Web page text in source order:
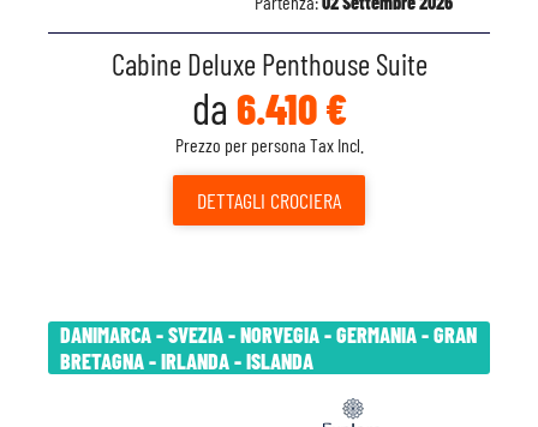
Cabine Deluxe Penthouse Suite
da 6.410 €
Prezzo per persona Tax Incl.
DETTAGLI CROCIERA
DANIMARCA - SVEZIA - NORVEGIA - GERMANIA - GRAN
BRETAGNA - IRLANDA - ISLANDA